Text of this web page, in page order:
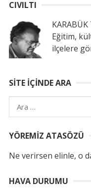
CIVILTI
KARABÜK
Eğitim,
ilçelere
SITE İÇINDE ARA
Arama:
YÖREMIZ ATASÖZÜ
Ne verirsen elinle, o
HAVA DURUMU